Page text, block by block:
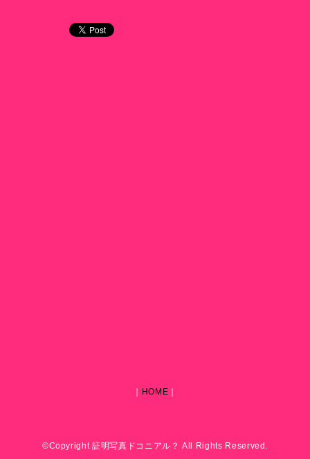
HOME
©Copyright 証明写真ドコニアル？ All Rights Reserved.